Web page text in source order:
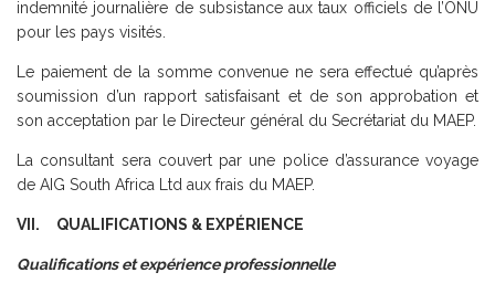
indemnité journalière de subsistance aux taux officiels de l’ONU
pour les pays visités.
Le paiement de la somme convenue ne sera effectué qu’après
soumission d’un rapport satisfaisant et de son approbation et
son acceptation par le Directeur général du Secrétariat du MAEP.
La consultant sera couvert par une police d’assurance voyage
de AIG South Africa Ltd aux frais du MAEP.
VII. QUALIFICATIONS & EXPÉRIENCE
Qualifications et expérience professionnelle